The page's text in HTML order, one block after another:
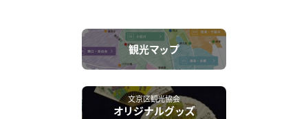
観光マップ
文京区観光協会
オリジナルグッズ